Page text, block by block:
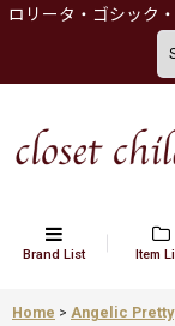
ロリータ・ゴシック
Brand List Item
Home > Angelic Pretty